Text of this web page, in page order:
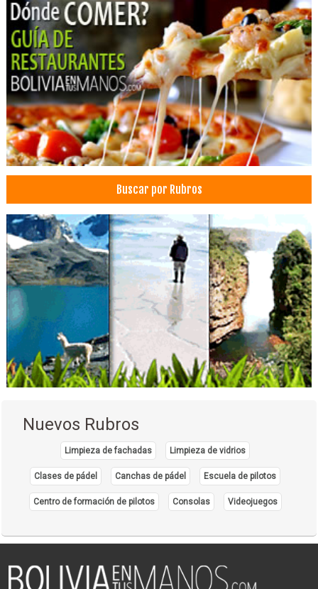
Citología
Laboratorios de Análisis Patológicos
Blanqueamiento Dental
Endodoncia
Limpieza Dental
Odontología Integral
Odontología
Medicina Estética
Consultorios Médicos
Salud: Clínicas
Tratamientos Corporales
Médicos Otorrinolaringólogos
Cirugía general
Médico Cirujano
Médicos Gastroenterólogos
Buscar por Rubros
Nuevos Rubros
Limpieza de fachadas Limpieza de vidrios
Clases de pádel Canchas de pádel Escuela de pilotos
Centro de formación de pilotos Consolas Videojuegos